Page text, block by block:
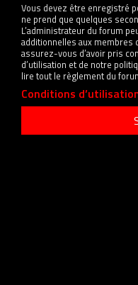
Vous devez être enregistré
ne prend que quelques
L’administrateur du forum
additionnelles aux membres
assurez-vous d’avoir pris
d’utilisation et de notre
lire tout le règlement du
Conditions